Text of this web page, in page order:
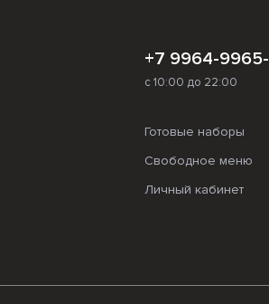
+7 9964-
с 10:00 до 22:00
Готовые наборы
Свободное меню
Личный кабинет